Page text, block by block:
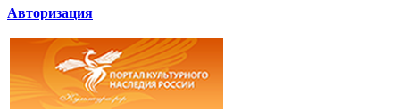
Авторизация